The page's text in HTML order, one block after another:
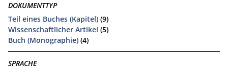
DOKUMENTTYP
Teil eines Buches (Kapitel) (9)
Wissenschaftlicher Artikel (5)
Buch (Monographie) (4)
SPRACHE